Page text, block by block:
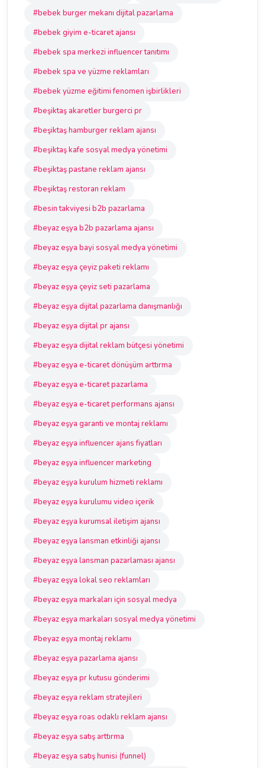
#bebek burger mekanı dijital pazarlama
#bebek giyim e-ticaret ajansı
#bebek spa merkezi influencer tanıtımı
#bebek spa ve yüzme reklamları
#bebek yüzme eğitimi fenomen işbirlikleri
#beşiktaş akaretler burgerci pr
#beşiktaş hamburger reklam ajansı
#beşiktaş kafe sosyal medya yönetimi
#beşiktaş pastane reklam ajansı
#beşiktaş restoran reklam
#besin takviyesi b2b pazarlama
#beyaz eşya b2b pazarlama ajansı
#beyaz eşya bayi sosyal medya yönetimi
#beyaz eşya çeyiz paketi reklamı
#beyaz eşya çeyiz seti pazarlama
#beyaz eşya dijital pazarlama danışmanlığı
#beyaz eşya dijital pr ajansı
#beyaz eşya dijital reklam bütçesi yönetimi
#beyaz eşya e-ticaret dönüşüm arttırma
#beyaz eşya e-ticaret pazarlama
#beyaz eşya e-ticaret performans ajansı
#beyaz eşya garanti ve montaj reklamı
#beyaz eşya influencer ajans fiyatları
#beyaz eşya influencer marketing
#beyaz eşya kurulum hizmeti reklamı
#beyaz eşya kurulumu video içerik
#beyaz eşya kurumsal iletişim ajansı
#beyaz eşya lansman etkinliği ajansı
#beyaz eşya lansman pazarlaması ajansı
#beyaz eşya lokal seo reklamları
#beyaz eşya markaları için sosyal medya
#beyaz eşya markaları sosyal medya yönetimi
#beyaz eşya montaj reklamı
#beyaz eşya pazarlama ajansı
#beyaz eşya pr kutusu gönderimi
#beyaz eşya reklam stratejileri
#beyaz eşya roas odaklı reklam ajansı
#beyaz eşya satış arttırma
#beyaz eşya satış hunisi (funnel)